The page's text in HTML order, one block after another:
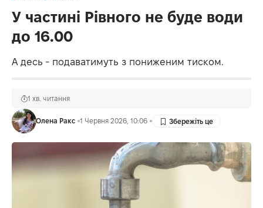
У частині Рівного не буде води
до 16.00
А десь - подаватимуть з пониженим тиском.
Олена Ракс 1 Червня 2026, 10:06
1 хв. читання